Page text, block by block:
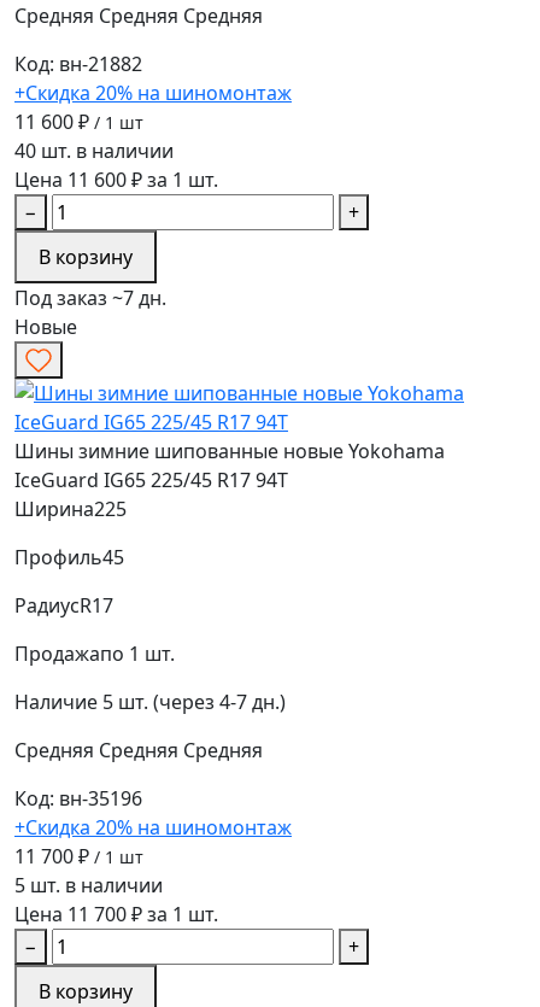
Средняя Средняя Средняя
Код: вн-21882
+Скидка 20% на шиномонтаж
11 600 ₽ / 1 шт
40 шт. в наличии
Цена 11 600 ₽ за 1 шт.
−
+
В корзину
Под заказ ~7 дн.
Новые
Шины зимние шипованные новые Yokohama
IceGuard IG65 225/45 R17 94T
Ширина225
Профиль45
РадиусR17
Продажапо 1 шт.
Наличие 5 шт. (через 4-7 дн.)
Средняя Средняя Средняя
Код: вн-35196
+Скидка 20% на шиномонтаж
11 700 ₽ / 1 шт
5 шт. в наличии
Цена 11 700 ₽ за 1 шт.
−
+
В корзину